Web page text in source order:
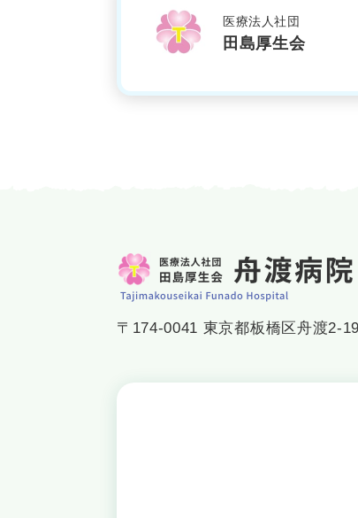
医療法人社団
田島厚生会
〒174-0041 東京都板橋区舟渡2-